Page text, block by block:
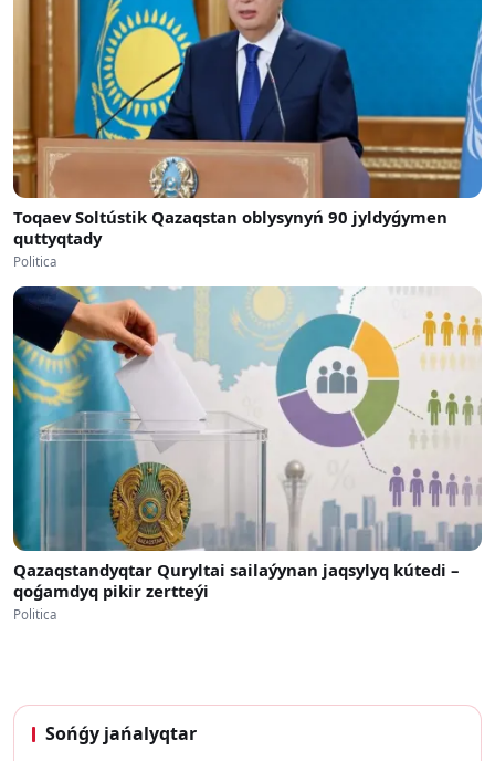
Toqaev Soltústik Qazaqstan oblysynyń 90 jyldyǵymen
quttyqtady
Politica
Qazaqstandyqtar Quryltai sailaýynan jaqsylyq kútedi –
qoǵamdyq pikir zertteýi
Politica
Sońǵy jańalyqtar